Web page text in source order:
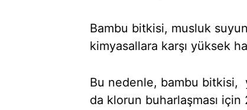
Bambu bitkisi, musluk
kimyasallara karşı yüksek
Bu nedenle, bambu bitkisi,
da klorun buharlaşması